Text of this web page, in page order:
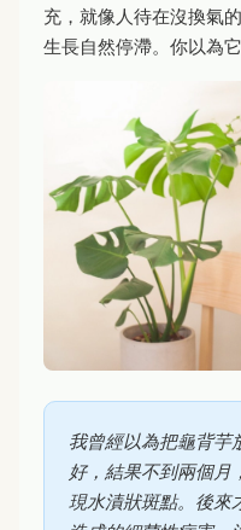
充，就像人待在沒換氣
生長自然停滯。你以為
我曾經以為把龜背芋
好，結果不到兩個月
現水漬狀斑點。後來